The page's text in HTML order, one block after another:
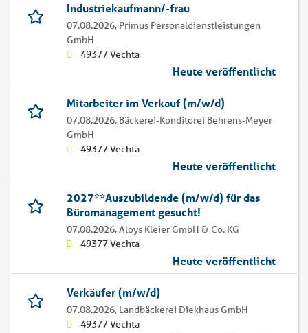
Industriekaufmann/-frau
07.08.2026, Primus Personaldienstleistungen
GmbH
49377 Vechta
Heute veröffentlicht
Mitarbeiter im Verkauf (m/w/d)
07.08.2026, Bäckerei-Konditorei Behrens-Meyer
GmbH
49377 Vechta
Heute veröffentlicht
2027**Auszubildende (m/w/d) für das
Büromanagement gesucht!
07.08.2026,Aloys Kleier GmbH & Co. KG
49377 Vechta
Heute veröffentlicht
Verkäufer (m/w/d)
07.08.2026, Landbäckerei Diekhaus GmbH
49377 Vechta